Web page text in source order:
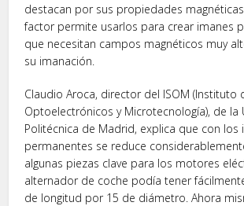
destacan por sus propiedades
factor permite usarlos para crear imanes
que necesitan campos magnéticos muy
su imanación.
Claudio Aroca, director del ISOM (Instituto
Optoelectrónicos y Microtecnología), de la
Politécnica de Madrid, explica que con los
permanentes se reduce
algunas piezas clave para los motores
alternador de coche podía tener
de longitud por 15 de diámetro. Ahora